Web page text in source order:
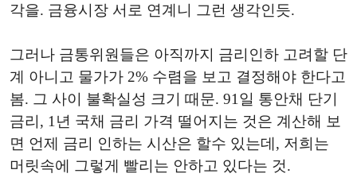
각을. 금융시장 서로 연계니 그런 생각인듯.
그러나 금통위원들은 아직까지 금리인하 고려할 단
계 아니고 물가가 2% 수렴을 보고 결정해야 한다고
봄. 그 사이 불확실성 크기 때문. 91일 통안채 단기
금리, 1년 국채 금리 가격 떨어지는 것은 계산해 보
면 언제 금리 인하는 시산은 할수 있는데, 저희는
머릿속에 그렇게 빨리는 안하고 있다는 것.